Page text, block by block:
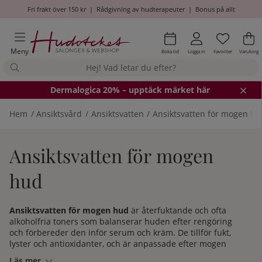
Fri frakt över 150 kr| Rådgivning av hudterapeuter| Bonus på allt
Meny Boka tid Logga in Antal i
.
Favoriter .
Varukorg
Dermalogica 20% – upptäck märket här
Hem Ansiktsvård Ansiktsvatten Ansiktsvatten för mogen
Ansiktsvatten för mogen
hud
Ansiktsvatten för mogen hud är återfuktande och ofta
alkoholfria toners som balanserar huden efter rengöring
och förbereder den inför serum och kräm. De tillför fukt,
lyster och antioxidanter, och är anpassade efter mogen